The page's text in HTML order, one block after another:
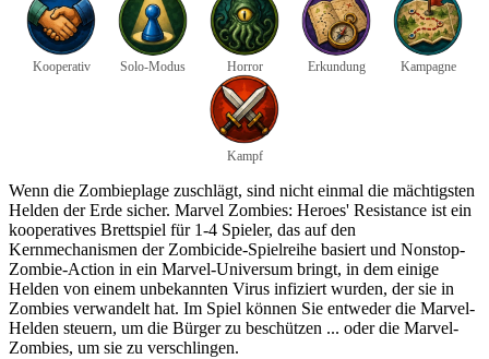
Kooperativ Solo-Modus Horror Erkundung Kampagne
Kampf
Wenn die Zombieplage zuschlägt, sind nicht einmal die mächtigsten
Helden der Erde sicher. Marvel Zombies: Heroes' Resistance ist ein
kooperatives Brettspiel für 1-4 Spieler, das auf den
Kernmechanismen der Zombicide-Spielreihe basiert und Nonstop-
Zombie-Action in ein Marvel-Universum bringt, in dem einige
Helden von einem unbekannten Virus infiziert wurden, der sie in
Zombies verwandelt hat. Im Spiel können Sie entweder die Marvel-
Helden steuern, um die Bürger zu beschützen ... oder die Marvel-
Zombies, um sie zu verschlingen.